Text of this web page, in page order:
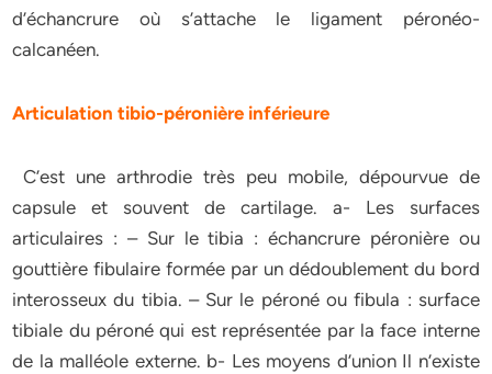
d’échancrure où s’attache le ligament péronéo-
calcanéen.
Articulation tibio-péronière inférieure
C’est une arthrodie très peu mobile, dépourvue de
capsule et souvent de cartilage. a- Les surfaces
articulaires : – Sur le tibia : échancrure péronière ou
gouttière fibulaire formée par un dédoublement du bord
interosseux du tibia. – Sur le péroné ou fibula : surface
tibiale du péroné qui est représentée par la face interne
de la malléole externe. b- Les moyens d’union Il n’existe